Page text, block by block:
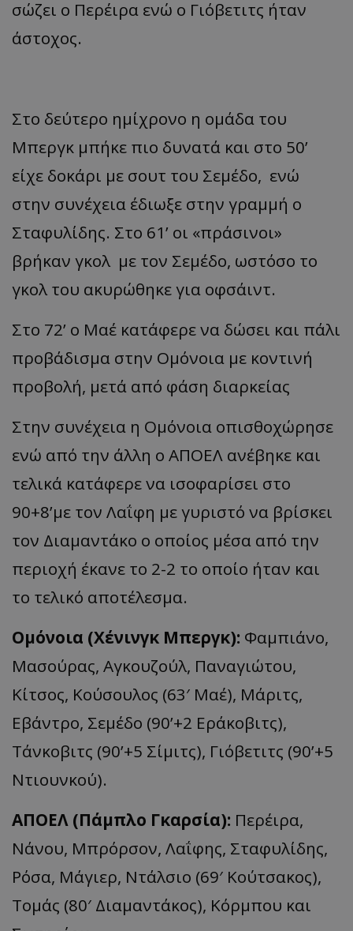
σώζει ο Περέιρα ενώ ο Γιόβετιτς ήταν
άστοχος.
Στο δεύτερο ημίχρονο η ομάδα του
Μπεργκ μπήκε πιο δυνατά και στο 50’
είχε δοκάρι με σουτ του Σεμέδο, ενώ
στην συνέχεια έδιωξε στην γραμμή ο
Σταφυλίδης. Στο 61’ οι «πράσινοι»
βρήκαν γκολ με τον Σεμέδο, ωστόσο το
γκολ του ακυρώθηκε για οφσάιντ.
Στο 72’ ο Μαέ κατάφερε να δώσει και πάλι
προβάδισμα στην Ομόνοια με κοντινή
προβολή, μετά από φάση διαρκείας
Στην συνέχεια η Ομόνοια οπισθοχώρησε
ενώ από την άλλη ο ΑΠΟΕΛ ανέβηκε και
τελικά κατάφερε να ισοφαρίσει στο
90+8’με τον Λαΐφη με γυριστό να βρίσκει
τον Διαμαντάκο ο οποίος μέσα από την
περιοχή έκανε το 2-2 το οποίο ήταν και
το τελικό αποτέλεσμα.
Ομόνοια (Χένινγκ Μπεργκ): Φαμπιάνο,
Μασούρας, Αγκουζούλ, Παναγιώτου,
Κίτσος, Κούσουλος (63′ Μαέ), Μάριτς,
Εβάντρο, Σεμέδο (90’+2 Εράκοβιτς),
Τάνκοβιτς (90’+5 Σίμιτς), Γιόβετιτς (90’+5
Ντιουνκού).
ΑΠΟΕΛ (Πάμπλο Γκαρσία): Περέιρα,
Νάνου, Μπρόρσον, Λαΐφης, Σταφυλίδης,
Ρόσα, Μάγιερ, Ντάλσιο (69′ Κούτσακος),
Τομάς (80′ Διαμαντάκος), Κόρμπου και